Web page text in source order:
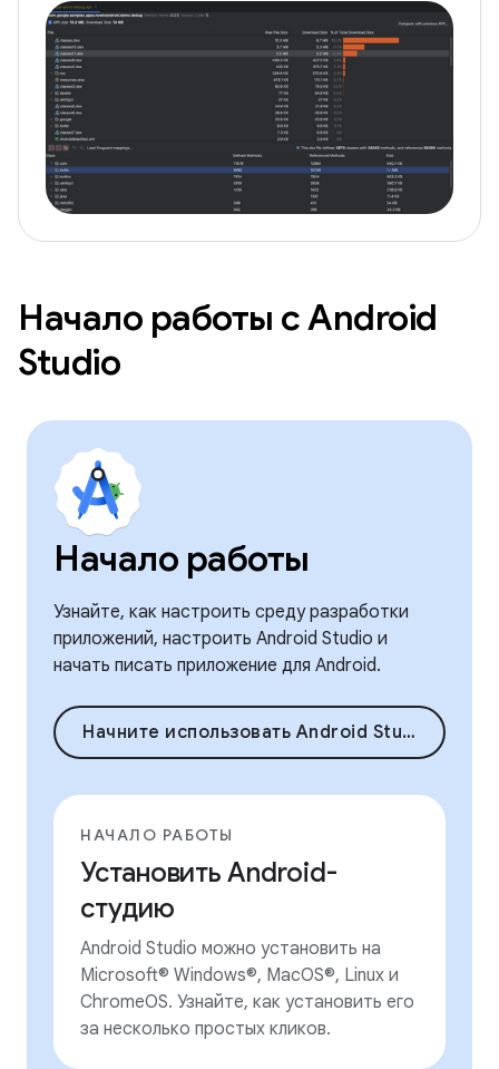
Начало работы с Android
Studio
Начало работы
Узнайте, как настроить среду разработки
приложений, настроить Android Studio и
начать писать приложение для Android.
Начните использовать Android Studio
НАЧАЛО РАБОТЫ
Установить Android-
студию
Android Studio можно установить на
Microsoft® Windows®, MacOS®, Linux и
ChromeOS. Узнайте, как установить его
за несколько простых кликов.